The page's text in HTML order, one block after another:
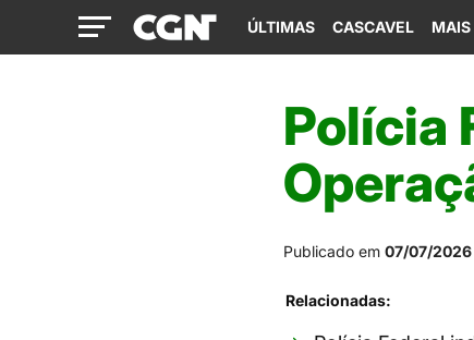
ÚLTIMAS CASCAVEL MAIS
Polícia
Publicado em 07/07/
Relacionadas: